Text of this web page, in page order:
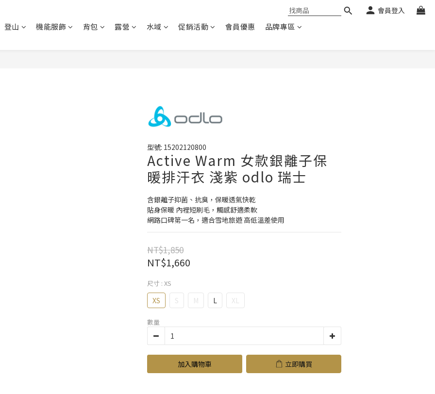
會員登入
登山 機能服飾 背包 露營 水域 促銷活動 會員優惠 品牌專區
型號: 15202120800
Active Warm 女款銀離子保
暖排汗衣 淺紫 odlo 瑞士
含銀離子抑菌、抗臭，保暖透氣快乾
貼身保暖 內裡短刷毛，觸感舒適柔軟
​網路口碑第一名，適合雪地旅遊 高低溫差使用
NT$1,850
NT$1,660
尺寸 : XS
XS S M L XL
數量
加入購物車 立即購買